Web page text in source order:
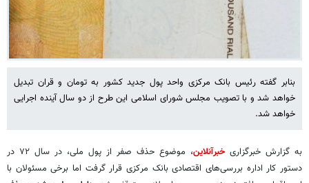
بنابر گفته رئیس بانک مرکزی واحد پول جدید کشور به تومان و قران تبدیل
خواهد شد و با تصویب مجلس شورای اسلامی این طرح از دو سال آینده اجرایی
خواهد شد.
به گزارش خبرگزاریخبرآنلاین
، موضوع حذف صفر از پول ملی، در سال ۷۲ در
دستور کار اداره بررسی‌های اقتصادی بانک مرکزی قرار گرفت اما برخی مسئولان با